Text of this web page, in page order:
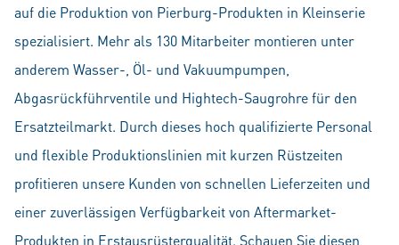
auf die Produktion von Pierburg-Produkten in Kleinserie
spezialisiert. Mehr als 130 Mitarbeiter montieren unter
anderem Wasser-, Öl- und Vakuumpumpen,
Abgasrückführventile und Hightech-Saugrohre für den
Ersatzteilmarkt. Durch dieses hoch qualifizierte Personal
und flexible Produktionslinien mit kurzen Rüstzeiten
profitieren unsere Kunden von schnellen Lieferzeiten und
einer zuverlässigen Verfügbarkeit von Aftermarket-
Produkten in Erstausrüsterqualität. Schauen Sie diesen